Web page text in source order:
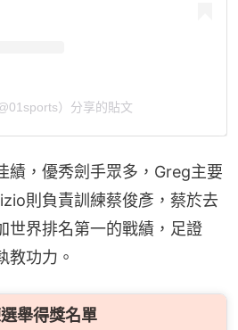
）分享的貼文
績，優秀劍手眾多，Greg主要
則負責訓練蔡俊彥，蔡於去
世界排名第一的戰績，足證
教功力。
舉得獎名單